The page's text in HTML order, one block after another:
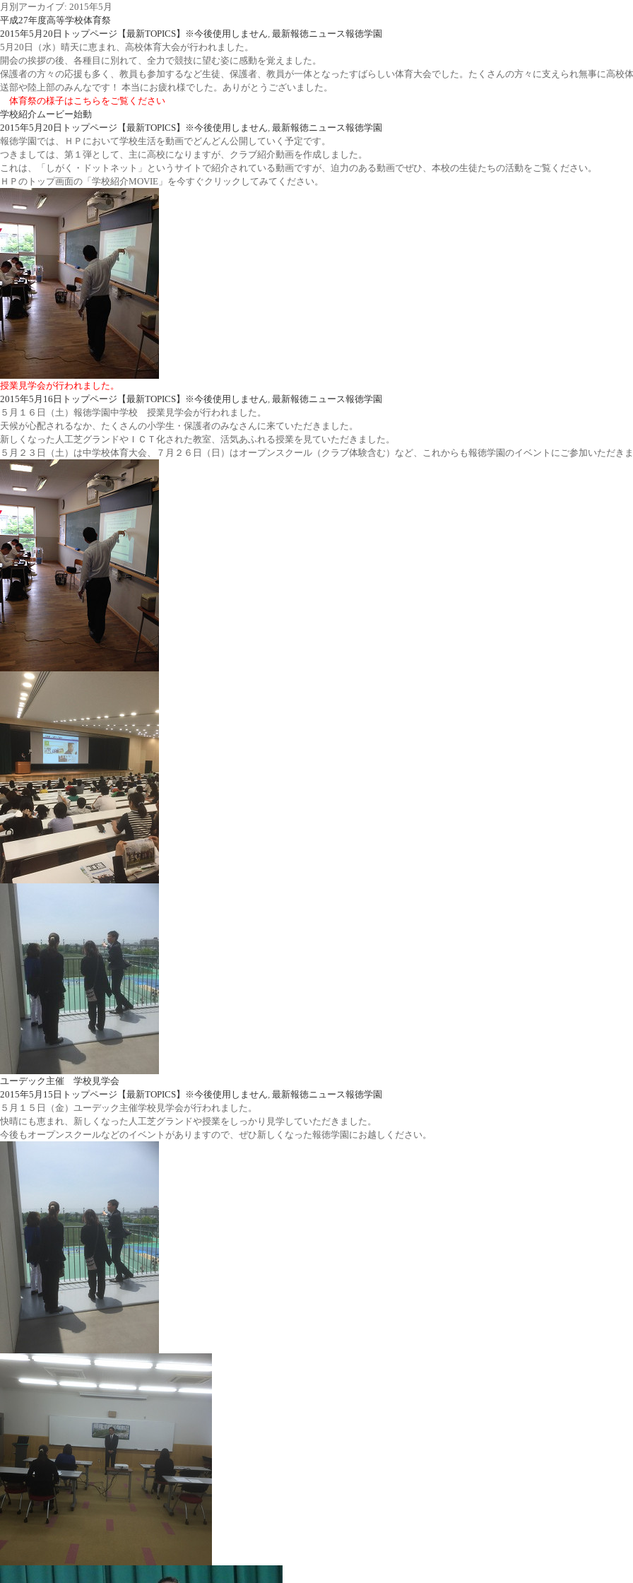
月別アーカイブ: 2015年5月
平成27年度高等学校体育祭
2015年5月20日 トップページ【最新TOPICS】※今後使用しません, 最新報徳ニュース報徳学園
5月20日（水）晴天に恵まれ、高校体育大会が行われました。
開会の挨拶の後、各種目に別れて、全力で競技に望む姿に感動を覚えました。
保護者の方々の応援も多く、教員も参加するなど生徒、保護者、教員が一体となったすばらしい体育大会でした。たくさんの方々に支えられ無事に高
送部や陸上部のみんなです！ 本当にお疲れ様でした。ありがとうございました。
体育祭の様子はこちらをご覧ください
学校紹介ムービー始動
2015年5月20日 トップページ【最新TOPICS】※今後使用しません, 最新報徳ニュース報徳学園
報徳学園では、ＨＰにおいて学校生活を動画でどんどん公開していく予定です。
つきましては、第１弾として、主に高校になりますが、クラブ紹介動画を作成しました。
これは、「しがく・ドットネット」というサイトで紹介されている動画ですが、迫力のある動画でぜひ、本校の生徒たちの活動をご覧ください。
ＨＰのトップ画面の「学校紹介MOVIE」を今すぐクリックしてみてください。
授業見学会が行われました。
2015年5月16日 トップページ【最新TOPICS】※今後使用しません, 最新報徳ニュース報徳学園
５月１６日（土）報徳学園中学校 授業見学会が行われました。
天候が心配されるなか、たくさんの小学生・保護者のみなさんに来ていただきました。
新しくなった人工芝グランドやＩＣＴ化された教室、活気あふれる授業を見ていただきました。
５月２３日（土）は中学校体育大会、７月２６日（日）はオープンスクール（クラブ体験含む）など、これからも報徳学園のイベントにご参加いただき
ユーデック主催 学校見学会
2015年5月15日 トップページ【最新TOPICS】※今後使用しません, 最新報徳ニュース報徳学園
５月１５日（金）ユーデック主催学校見学会が行われました。
快晴にも恵まれ、新しくなった人工芝グランドや授業をしっかり見学していただきました。
今後もオープンスクールなどのイベントがありますので、ぜひ新しくなった報徳学園にお越しください。